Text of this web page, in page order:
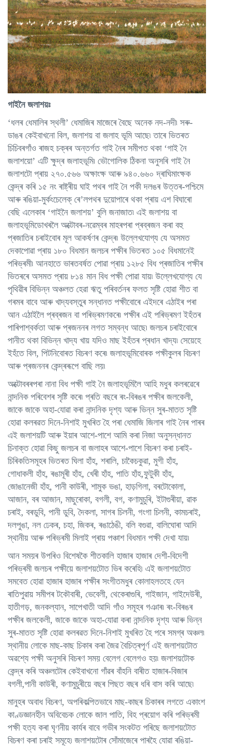
গাইনৈ জলাশয়ঃ
‘ধলৰ ধেমালিৰ স্থলী’ ধেমাজিৰ মাজেৰে বৈছে অনেক নদ-নদী৷ সৰু-
ডাঙৰ কেইবাখনো বিল, জলাশয় বা জলাহ ভূমি আছে৷ তাৰে ভিতৰত
চিচিবৰগাঁও ৰাজহ চক্ৰৰ অন্তৰ্গত গাই নৈৰ সমীপত থকা ‘গাই নৈ
জলাশয়ো’ এটি ক্ষুদ্ৰ জলাহভূমি৷ ভৌগোলিক ঠিকনা অনুসৰি গাই নৈ
জলাশটো প্ৰায় ২৭০.৫৬৬ অক্ষাংক্ষ আৰু ৯৪০.৬৬০ দ্ৰাঘিমাংক্ষক
কেন্দ্ৰ কৰি ১৫ নং ৰাষ্ট্ৰীয় ঘাই পথৰ গাই নৈ পকী দলঙৰ উত্তৰ-পশ্চিমে
আৰু ৰঙিয়া-মুৰ্কংচেলেক্‌ ৰে’লপথৰ দুয়োপাৰে থকা প্ৰায় এশ বিঘাৰো
বেছি এলেকাৰ ‘গাইনৈ জলাশয়’ বুলি জনাজাত৷ এই জলাশয় বা
জলাহভূমিডোখৰলৈ অক্টোবৰ-নৱেম্বৰ মাহৰপৰা প্ৰব্ৰজন কৰা বহু
প্ৰজাতিৰ চৰাইবোৰ মূল আকৰ্ষণৰ কেন্দ্ৰ৷ উল্লেখযোগ্য যে অসমত
দেকাপোৱা প্ৰায় ১৮০ বিধমান জলচৰ পক্ষীৰ ভিতৰত ১০৫ বিধমানেই
পৰিভ্ৰমী৷ আনহাতে ভাৰতবৰ্ষত পোৱা প্ৰায় ১২৮৫ বিধ প্ৰজাতিৰ পক্ষীৰ
ভিতৰৰে অসমত প্ৰায় ৮১৪ মান বিধ পক্ষী পোৱা যায়৷ উল্লেখযোগ্য যে
পৃথিৱীৰ বিভিন্ন অঞ্চলত হেৱা ঋতু পৰিবৰ্তনৰ ফলত সৃষ্টি হোৱা শীত বা
গৰমৰ বাবে আৰু খাদ্যবস্তুৰ সন্ধানত পক্ষীবোৰে এইদৰে এঠাইৰ পৰা
আন এঠাইলৈ প্ৰব্ৰজন বা পৰিভ্ৰমণকৰে৷ পক্ষীৰ এই পৰিভ্ৰমণ ইহঁতৰ
পাৰিপাশ্বৰ্কতা আৰু প্ৰজননৰ লগত সম্বন্ধ আছে৷ জলচৰ চৰাইবোৰে
পানীত থকা বিভিন্ন খাদ্য খায় যদিও মাছ ইহঁতৰ প্ৰধান খাদ্য৷ সেয়েহে
ইহঁতে বিল, পিটনিবোৰত বিচৰণ কৰে৷ জলাহভূমিবোৰক পক্ষীকুলৰ বিচৰণ
আৰু প্ৰজননৰ কেন্দ্ৰৰূপে বাছি লয়৷
অক্টোবৰৰপৰা নানা বিধ পক্ষী গাই নৈ জলাহভূমিলৈ আহি মধুৰ কলৰৱেৰে
নান্দনিক পৰিবেশৰ সৃষ্টি কৰে৷ প্ৰতি বছৰে ৰং-বিৰঙৰ পক্ষীৰ জলকেলী,
জাকে জাকে অহা-যোৱা কৰা নান্দনিক দৃশ্য আৰু ভিন্ন সুৰ-মাতত সৃষ্টি
হোৱা কলৰৱত দিনে-নিশাই মুখৰিত হৈ পৰা ধেমাজি জিলাৰ গাই নৈৰ পাৰৰ
এই জলাশয়টি আৰু ইয়াৰ আশে-পাশে আমি কৰা নিজা অনুসন্ধানত
চিনাক্ত হোৱা কিছু জলচৰ বা জলাহৰ আশে-পাশে বিচৰণ কৰা চৰাই-
চিৰিকতিসমূহৰ ভিতৰত ঘিলা হাঁহ, শৰালি, চাকৈচকুৱা, মুগী হাঁহ,
গোধাকলী হাঁহ, ৰঙামূৰী হাঁহ, খেৰী হাঁহ, পাতি হাঁহ,ফুটুকী হাঁহ,
জোঙানেজী হাঁহ, পানী কাউৰী, শামুক ভঙা, হাড়গিলা, বৰটোকোলা,
আজান, বৰ আজান, মাছুৰোকা, বগলী, বগ, কণামুচুৰি, ইটাগুৰীয়া, ৱাক
চৰাই, বৰডুবি, পানী ডুবি, দৈকলা, সাগৰ চিলনী, গংগা চিলনী, কামচৰাই,
দলপুঙা, নল ঢেকৰ, চহা, জিকৰ, ৰঙাঠেঙী, বলি বগুৱা, বালিঘোৰা আদি
স্থানীয় আৰু পৰিভ্ৰমী মিলাই প্ৰায় পঞ্চাশ বিধমান পক্ষী দেখা যায়৷
আন সময়ৰ উপৰিও বিশেষকৈ শীতকালি হাজাৰ হাজাৰ দেশী-বিদেশী
পৰিভ্ৰমী জলচৰ পক্ষীয়ে জলাশয়টোত ভিৰ কৰেহি৷ এই জলাশয়টোত
সমবেত হোৱা হাজাৰ হাজাৰ পক্ষীৰ সংগীতমধুৰ কোলাহলতহে যেন
ৰাতিপুৱায় সমীপৰ টকৌবাৰী, ভেবেলী, থেকেৰাগুৰি, গাইজান, গাইদেউৰী,
হাতীগড়, জনকল্যান, সাপেখাতী আদি গাঁও সমূহৰ গঞাৰ৷ ৰং-বিৰঙৰ
পক্ষীৰ জলকেলী, জাকে জাকে অহা-যোৱা কৰা নান্দনিক দৃশ্য আৰু ভিন্ন
সুৰ-মাতত সৃষ্টি হোৱা কলৰৱত দিনে-নিশাই মুখৰিত হৈ পৰে সমগ্ৰ অঞ্চল৷
স্থানীয় লোকে মাছ-কাছ চিকাৰ কৰা জৈৱ বৈচিত্ৰপূৰ্ণ এই জলাশয়টোত
অৱশ্যে পক্ষী অনুসৰি বিচৰণ সময় বেলেগ বেলেগও হয়৷ জলাশয়টোক
কেন্দ্ৰ কৰি অঞ্চলটোৰ কেইবাখনো গাঁৱৰ বাঁহনি বাৰীত হাজাৰ-বিজাৰ
বগলী,পানী কাউৰী, কণামুচুৰীয়ে বছৰ পিছত বছৰ ধৰি বাস কৰি আছে৷
মানুহৰ অবাধ বিচৰণ, অপৰিকল্পিতভাবে মাছ-কাছৰ চিকাৰৰ লগতে একাংশ
কাণ্ডজ্ঞানহীন অবিবেচক লোকে জাল পাতি, বিহ প্ৰয়োগ কৰি পৰিভ্ৰমী
পক্ষী হত্য কৰা ঘৃণনীয় কাৰ্যৰ বাবে গভীৰ সংকটত পৰিছে জলাশয়টোত
বিচৰণ কৰা চৰাই সমূহে৷ জলাশয়টোৰ সোঁমাজেৰে পাৰহৈ যোৱা ৰঙিয়া-